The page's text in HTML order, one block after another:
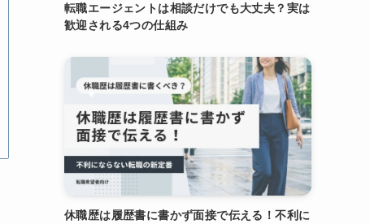
転職エージェントは相談だけでも大丈夫？実は
歓迎される4つの仕組み
休職歴は履歴書に書かず面接で伝える！不利に